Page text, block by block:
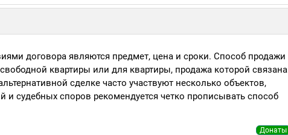
договора являются предмет, цена и сроки. Способ продажи
квартиры или для квартиры, продажа которой связана
сделке часто участвуют несколько объектов,
и судебных споров рекомендуется четко прописывать способ
Донаты